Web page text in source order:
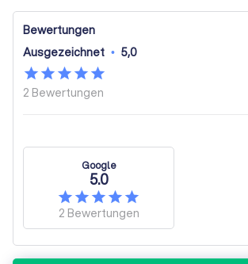
Bewertungen
Ausgezeichnet • 5,0
2 Bewertungen
Google
5.0
2 Bewertungen